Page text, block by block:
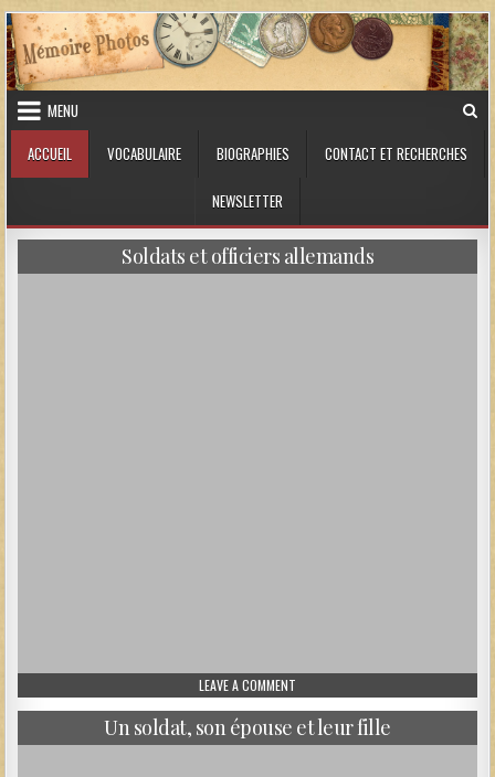
Skip to content
MENU
ACCUEIL
VOCABULAIRE BIOGRAPHIES CONTACT ET RECHERCHES
NEWSLETTER
LEAVE A COMMENT
Soldats et officiers allemands
Un soldat, son épouse et leur fille